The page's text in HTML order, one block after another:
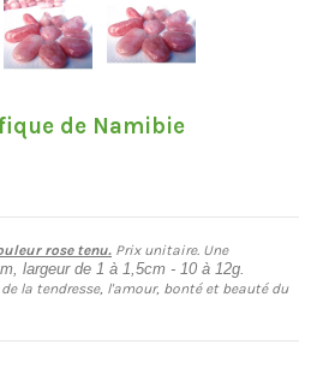
de Namibie
rose tenu. Prix unitaire. Une
largeur de 1 à 1,5cm - 10 à 12g.
la tendresse, l'amour, bonté et beauté du